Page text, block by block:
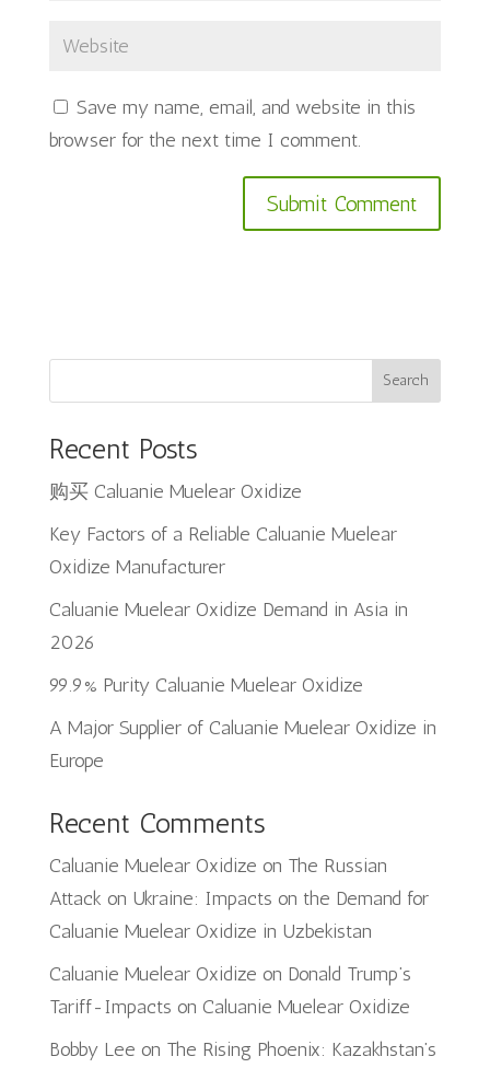
Save my name, email, and website in this
browser for the next time I comment.
Search
Recent Posts
购买 Caluanie Muelear Oxidize
Key Factors of a Reliable Caluanie Muelear
Oxidize Manufacturer
Caluanie Muelear Oxidize Demand in Asia in
2026
99.9% Purity Caluanie Muelear Oxidize
A Major Supplier of Caluanie Muelear Oxidize in
Europe
Recent Comments
Caluanie Muelear Oxidize on The Russian
Attack on Ukraine: Impacts on the Demand for
Caluanie Muelear Oxidize in Uzbekistan
Caluanie Muelear Oxidize on Donald Trump’s
Tariff-Impacts on Caluanie Muelear Oxidize
Bobby Lee on The Rising Phoenix: Kazakhstan’s